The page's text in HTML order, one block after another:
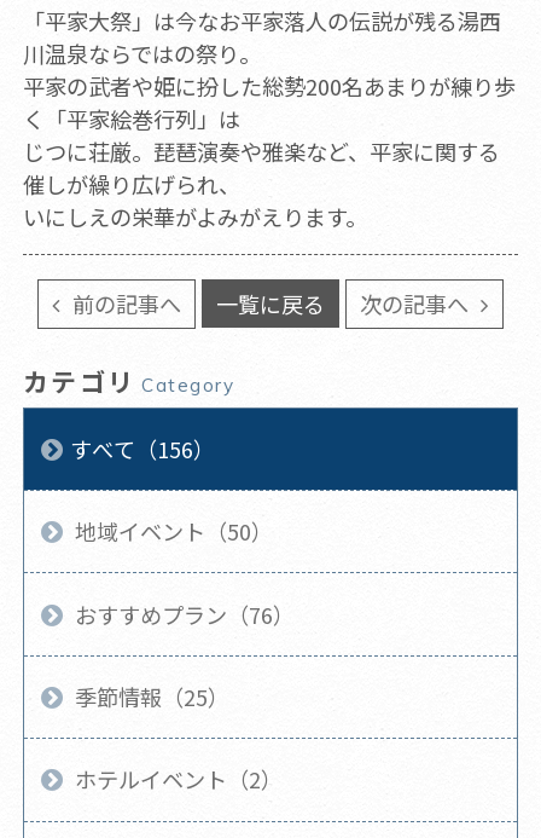
「平家大祭」は今なお平家落人の伝説が残る湯西
川温泉ならではの祭り。
平家の武者や姫に扮した総勢200名あまりが練り歩
く「平家絵巻行列」は
じつに荘厳。琵琶演奏や雅楽など、平家に関する
催しが繰り広げられ、
いにしえの栄華がよみがえります。
前の記事へ 一覧に戻る 次の記事へ
カテゴリ Category
すべて（156）
地域イベント（50）
おすすめプラン（76）
季節情報（25）
ホテルイベント（2）